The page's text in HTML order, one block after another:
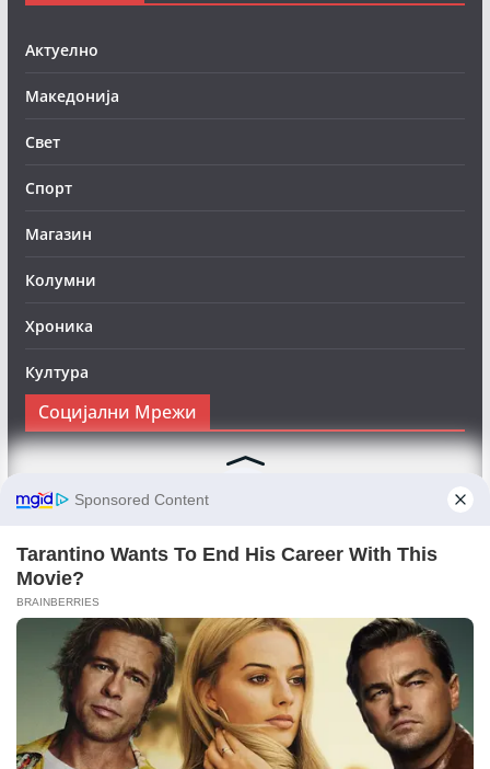
Актуелно
Македонија
Свет
Спорт
Магазин
Колумни
Хроника
Култура
Социјални Мрежи
Следете нè на Фејсбук за да сте во тек со најновите